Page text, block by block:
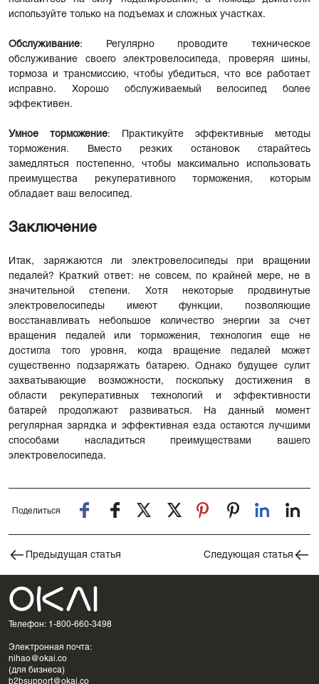
используйте только на подъемах и сложных участках.
Обслуживание: Регулярно проводите техническое
обслуживание своего электровелосипеда, проверяя шины,
тормоза и трансмиссию, чтобы убедиться, что все работает
исправно. Хорошо обслуживаемый велосипед более
эффективен.
Умное торможение: Практикуйте эффективные методы
торможения. Вместо резких остановок старайтесь
замедляться постепенно, чтобы максимально использовать
преимущества рекуперативного торможения, которым
обладает ваш велосипед.
Заключение
Итак, заряжаются ли электровелосипеды при вращении
педалей? Краткий ответ: не совсем, по крайней мере, не в
значительной степени. Хотя некоторые продвинутые
электровелосипеды имеют функции, позволяющие
восстанавливать небольшое количество энергии за счет
вращения педалей или торможения, технология еще не
достигла того уровня, когда вращение педалей может
существенно подзаряжать батарею. Однако будущее сулит
захватывающие возможности, поскольку достижения в
области рекуперативных технологий и эффективности
батарей продолжают развиваться. На данный момент
регулярная зарядка и эффективная езда остаются лучшими
способами насладиться преимуществами вашего
электровелосипеда.
Поделиться
Предыдущая статья Следующая статья
Телефон: 1-800-660-3498
Электронная почта:
nihao@okai.co
(для бизнеса)
b2bsupport@okai.co